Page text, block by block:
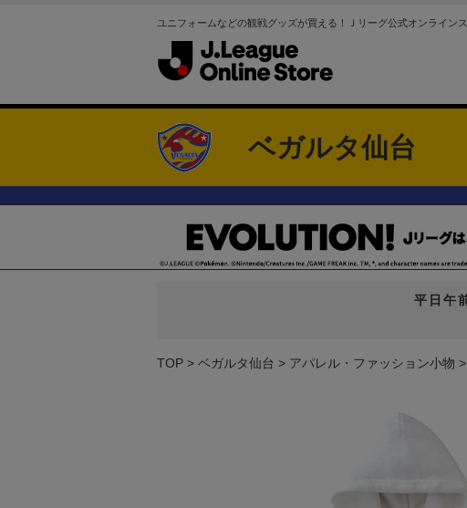
ユニフォームなどの観戦グッズが買える！Ｊリーグ公式オンライン
ベガルタ仙台
平日午
TOP ベガルタ仙台 アパレル・ファッション小物